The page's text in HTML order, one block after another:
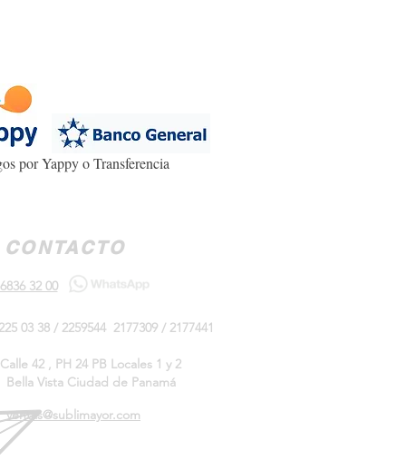
por Yappy o Transferencia
CONTACTO
6836 32 00
225 03 38 / 2259544 2177309 / 2177441
Calle 42 , PH 24 PB Locales 1 y 2
Bella Vista Ciudad de Panamá
ventas@sublimayor.com